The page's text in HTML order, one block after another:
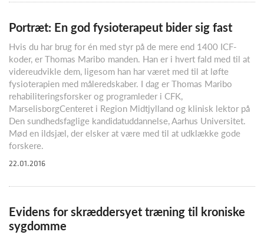
Portræt: En god fysioterapeut bider sig fast
Hvis du har brug for én med styr på de mere end 1400 ICF-
koder, er Thomas Maribo manden. Han er i hvert fald med til at
videreudvikle dem, ligesom han har været med til at løfte
fysioterapien med måleredskaber. I dag er Thomas Maribo
rehabiliteringsforsker og programleder i CFK,
MarselisborgCenteret i Region Midtjylland og klinisk lektor på
Den sundhedsfaglige kandidatuddannelse, Aarhus Universitet.
Mød en ildsjæl, der elsker at være med til at udklække gode
forskere.
22.01.2016
Evidens for skræddersyet træning til kroniske
sygdomme